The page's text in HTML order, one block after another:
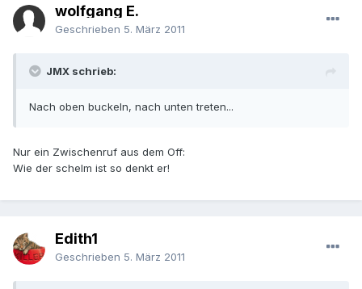
wolfgang E.
Geschrieben 5. März 2011
JMX schrieb:
Nach oben buckeln, nach unten treten...
Nur ein Zwischenruf aus dem Off:
Wie der schelm ist so denkt er!
Edith1
Geschrieben 5. März 2011